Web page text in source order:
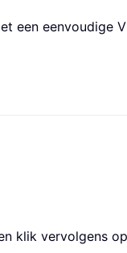
een eenvoudige
klik vervolgens op